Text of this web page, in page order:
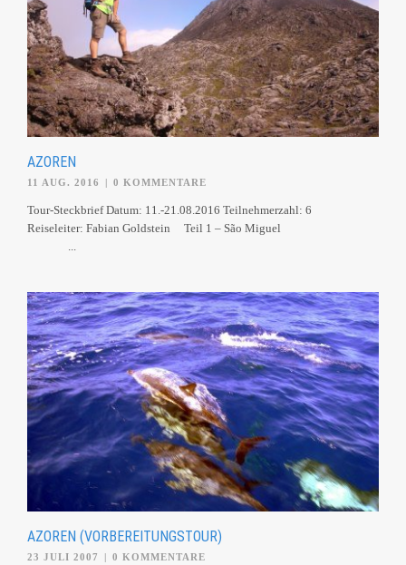
AZOREN
11 AUG. 2016 | 0 KOMMENTARE
Tour-Steckbrief Datum: 11.-21.08.2016 Teilnehmerzahl: 6
Reiseleiter: Fabian Goldstein Teil 1 – São Miguel
AZOREN (VORBEREITUNGSTOUR)
23 JULI 2007 0 KOMMENTARE